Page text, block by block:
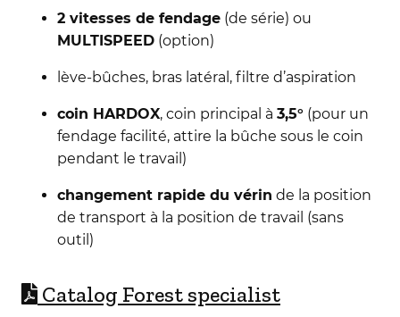
2 vitesses de fendage(de série) ou
MULTISPEED(option)
lève-bûches, bras latéral, filtre d’aspiration
coin HARDOX, coin principal à 3,5°(pour un
fendage facilité, attire la bûche sous le coin
pendant le travail)
changement rapide du vérin de la position
de transport à la position de travail (sans
outil)
Catalog Forest specialist